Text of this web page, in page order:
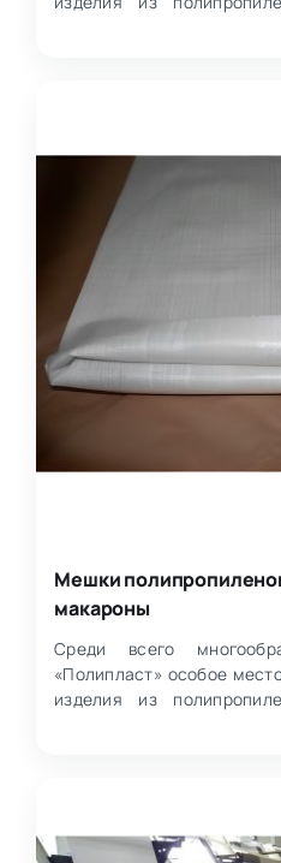
Мешки
макароны
Среди всего
«Полипласт» особое
изделия из